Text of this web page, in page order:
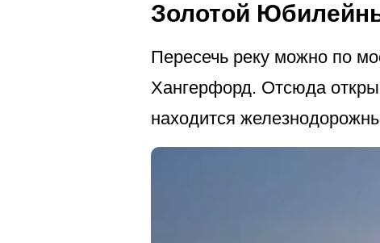
Золотой
Пересечь реку можно по
Хангерфорд. Отсюда
находится